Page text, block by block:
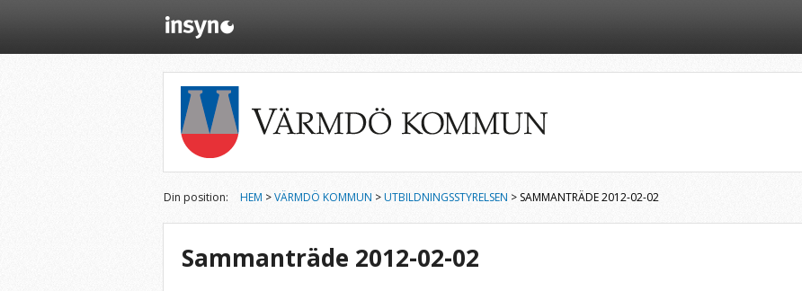
Din position: HEM >VÄRMDÖ KOMMUN >UTBILDNINGSSTYRELSEN > SAMMANTRÄDE 2012-02-02
Sammanträde 2012-02-02